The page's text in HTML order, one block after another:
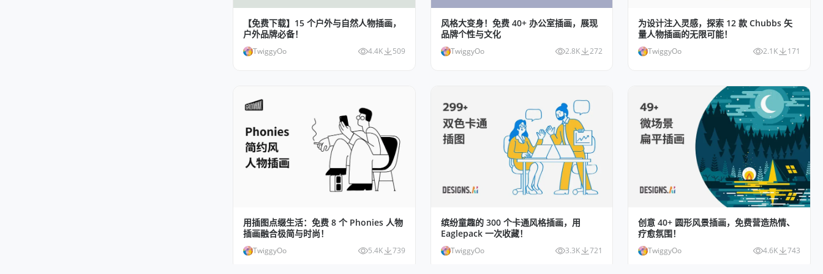
【免费下载】15 个户外与自然人物插画，
户外品牌必备！
TwiggyOo 4.4K 509
风格大变身！免费 40+ 办公室插画，展现
品牌个性与文化
TwiggyOo 2.8K 272
为设计注入灵感，探索 12 款 Chubbs 矢
量人物插画的无限可能！
TwiggyOo 2.1K 171
用插图点缀生活：免费 8 个 Phonies 人物
插画融合极简与时尚！
TwiggyOo 5.4K 739
缤纷童趣的 300 个卡通风格插画，用
Eaglepack 一次收藏！
TwiggyOo 3.3K 721
创意 40+ 圆形风景插画，免费营造热情、
疗愈氛围！
TwiggyOo 4.6K 743